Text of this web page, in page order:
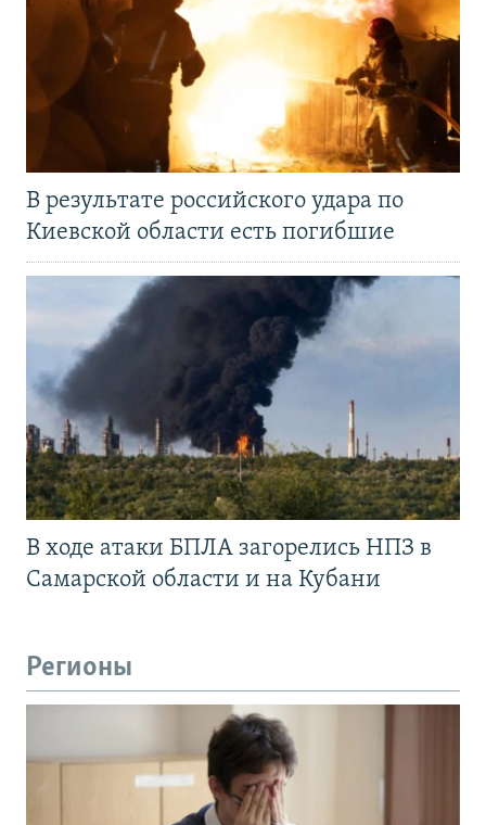
В результате российского удара по
Киевской области есть погибшие
В ходе атаки БПЛА загорелись НПЗ в
Самарской области и на Кубани
Регионы